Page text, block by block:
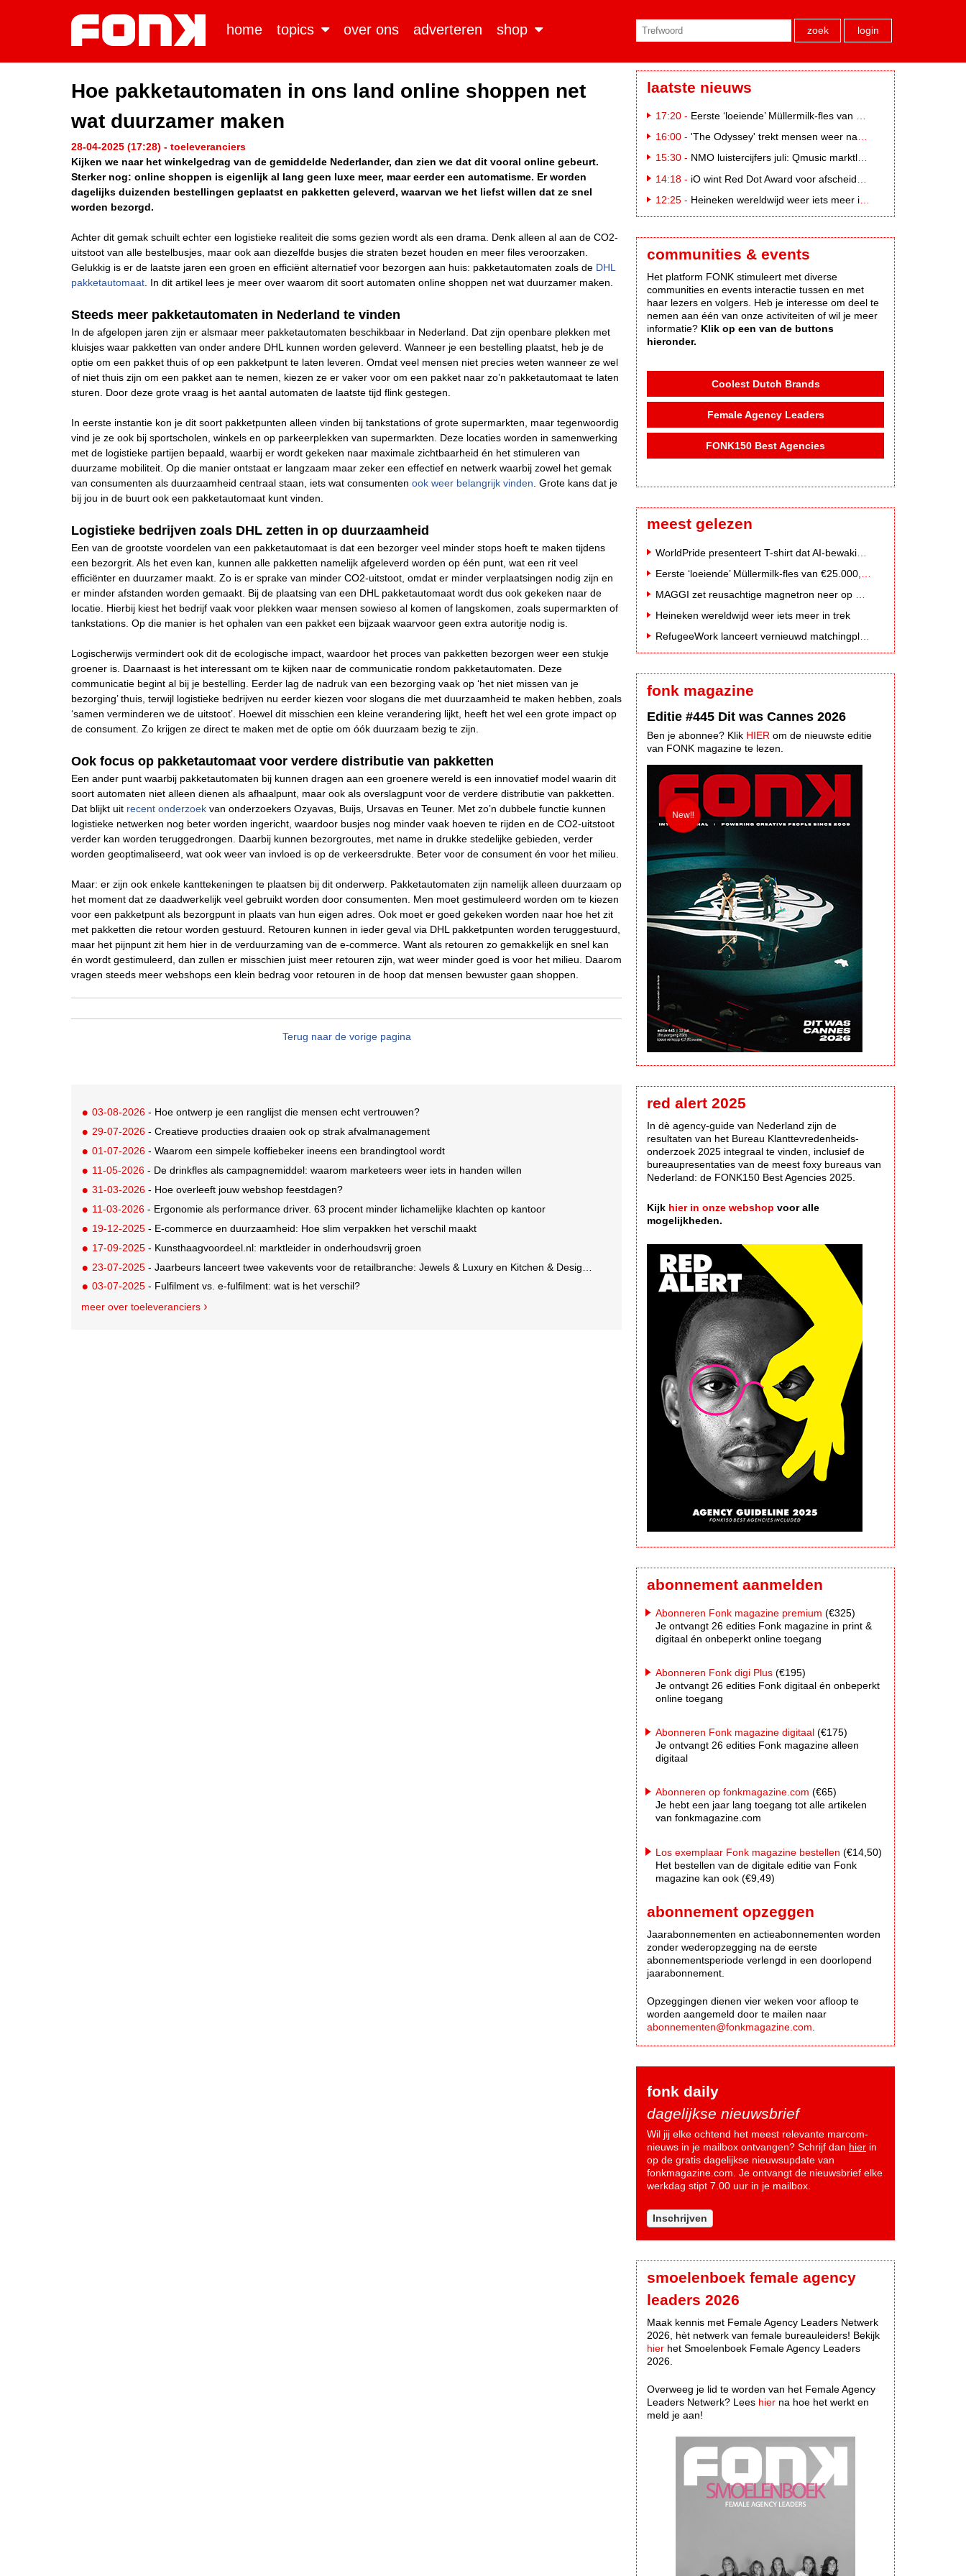
home topics over ons adverteren shop zoek login
Hoe pakketautomaten in ons land online shoppen net
wat duurzamer maken
28-04-2025 (17:28) - toeleveranciers
Kijken we naar het winkelgedrag van de gemiddelde Nederlander, dan zien we dat dit vooral online gebeurt.
Sterker nog: online shoppen is eigenlijk al lang geen luxe meer, maar eerder een automatisme. Er worden
dagelijks duizenden bestellingen geplaatst en pakketten geleverd, waarvan we het liefst willen dat ze snel
worden bezorgd.
Achter dit gemak schuilt echter een logistieke realiteit die soms gezien wordt als een drama. Denk alleen al aan de CO2-
uitstoot van alle bestelbusjes, maar ook aan diezelfde busjes die straten bezet houden en meer files veroorzaken.
Gelukkig is er de laatste jaren een groen en efficiënt alternatief voor bezorgen aan huis: pakketautomaten zoals de DHL
pakketautomaat . In dit artikel lees je meer over waarom dit soort automaten online shoppen net wat duurzamer maken.
Steeds meer pakketautomaten in Nederland te vinden
In de afgelopen jaren zijn er alsmaar meer pakketautomaten beschikbaar in Nederland. Dat zijn openbare plekken met
kluisjes waar pakketten van onder andere DHL kunnen worden geleverd. Wanneer je een bestelling plaatst, heb je de
optie om een pakket thuis of op een pakketpunt te laten leveren. Omdat veel mensen niet precies weten wanneer ze wel
of niet thuis zijn om een pakket aan te nemen, kiezen ze er vaker voor om een pakket naar zo’n pakketautomaat te laten
sturen. Door deze grote vraag is het aantal automaten de laatste tijd flink gestegen.
In eerste instantie kon je dit soort pakketpunten alleen vinden bij tankstations of grote supermarkten, maar tegenwoordig
vind je ze ook bij sportscholen, winkels en op parkeerplekken van supermarkten. Deze locaties worden in samenwerking
met de logistieke partijen bepaald, waarbij er wordt gekeken naar maximale zichtbaarheid én het stimuleren van
duurzame mobiliteit. Op die manier ontstaat er langzaam maar zeker een effectief en netwerk waarbij zowel het gemak
van consumenten als duurzaamheid centraal staan, iets wat consumenten ook weer belangrijk vinden . Grote kans dat je
bij jou in de buurt ook een pakketautomaat kunt vinden.
Logistieke bedrijven zoals DHL zetten in op duurzaamheid
Een van de grootste voordelen van een pakketautomaat is dat een bezorger veel minder stops hoeft te maken tijdens
een bezorgrit. Als het even kan, kunnen alle pakketten namelijk afgeleverd worden op één punt, wat een rit veel
efficiënter en duurzamer maakt. Zo is er sprake van minder CO2-uitstoot, omdat er minder verplaatsingen nodig zijn en
er minder afstanden worden gemaakt. Bij de plaatsing van een DHL pakketautomaat wordt dus ook gekeken naar de
locatie. Hierbij kiest het bedrijf vaak voor plekken waar mensen sowieso al komen of langskomen, zoals supermarkten of
tankstations. Op die manier is het ophalen van een pakket een bijzaak waarvoor geen extra autoritje nodig is.
Logischerwijs vermindert ook dit de ecologische impact, waardoor het proces van pakketten bezorgen weer een stukje
groener is. Daarnaast is het interessant om te kijken naar de communicatie rondom pakketautomaten. Deze
communicatie begint al bij je bestelling. Eerder lag de nadruk van een bezorging vaak op ‘het niet missen van je
bezorging’ thuis, terwijl logistieke bedrijven nu eerder kiezen voor slogans die met duurzaamheid te maken hebben, zoals
‘samen verminderen we de uitstoot’. Hoewel dit misschien een kleine verandering lijkt, heeft het wel een grote impact op
de consument. Zo krijgen ze direct te maken met de optie om óók duurzaam bezig te zijn.
Ook focus op pakketautomaat voor verdere distributie van pakketten
Een ander punt waarbij pakketautomaten bij kunnen dragen aan een groenere wereld is een innovatief model waarin dit
soort automaten niet alleen dienen als afhaalpunt, maar ook als overslagpunt voor de verdere distributie van pakketten.
Dat blijkt uit recent onderzoek van onderzoekers Ozyavas, Buijs, Ursavas en Teuner. Met zo’n dubbele functie kunnen
logistieke netwerken nog beter worden ingericht, waardoor busjes nog minder vaak hoeven te rijden en de CO2-uitstoot
verder kan worden teruggedrongen. Daarbij kunnen bezorgroutes, met name in drukke stedelijke gebieden, verder
worden geoptimaliseerd, wat ook weer van invloed is op de verkeersdrukte. Beter voor de consument én voor het milieu.
Maar: er zijn ook enkele kanttekeningen te plaatsen bij dit onderwerp. Pakketautomaten zijn namelijk alleen duurzaam op
het moment dat ze daadwerkelijk veel gebruikt worden door consumenten. Men moet gestimuleerd worden om te kiezen
voor een pakketpunt als bezorgpunt in plaats van hun eigen adres. Ook moet er goed gekeken worden naar hoe het zit
met pakketten die retour worden gestuurd. Retouren kunnen in ieder geval via DHL pakketpunten worden teruggestuurd,
maar het pijnpunt zit hem hier in de verduurzaming van de e-commerce. Want als retouren zo gemakkelijk en snel kan
én wordt gestimuleerd, dan zullen er misschien juist meer retouren zijn, wat weer minder goed is voor het milieu. Daarom
vragen steeds meer webshops een klein bedrag voor retouren in de hoop dat mensen bewuster gaan shoppen.
Terug naar de vorige pagina
03-08-2026 - Hoe ontwerp je een ranglijst die mensen echt vertrouwen?
29-07-2026 - Creatieve producties draaien ook op strak afvalmanagement
01-07-2026 - Waarom een simpele koffiebeker ineens een brandingtool wordt
11-05-2026 - De drinkfles als campagnemiddel: waarom marketeers weer iets in handen willen
31-03-2026 - Hoe overleeft jouw webshop feestdagen?
11-03-2026 - Ergonomie als performance driver. 63 procent minder lichamelijke klachten op kantoor
19-12-2025 - E-commerce en duurzaamheid: Hoe slim verpakken het verschil maakt
17-09-2025 - Kunsthaagvoordeel.nl: marktleider in onderhoudsvrij groen
23-07-2025 - Jaarbeurs lanceert twee vakevents voor de retailbranche: Jewels & Luxury en Kitchen & Design Days 2026
03-07-2025 - Fulfilment vs. e-fulfilment: wat is het verschil?
meer over toeleveranciers
laatste nieuws
17:20 - Eerste ‘loeiende’ Müllermilk-fles van €25.000,- gevonden
16:00 - 'The Odyssey' trekt mensen weer naar de bioscoop
15:30 - NMO luistercijfers juli: Qmusic marktleider, gevolgd door NPO2 en 538
14:18 - iO wint Red Dot Award voor afscheidscampagne Peter Houtman bij Feyenoord
12:25 - Heineken wereldwijd weer iets meer in trek
communities & events
Het platform FONK stimuleert met diverse
communities en events interactie tussen en met
haar lezers en volgers. Heb je interesse om deel te
nemen aan één van onze activiteiten of wil je meer
informatie? Klik op een van de buttons
hieronder.
Coolest Dutch Brands
Female Agency Leaders
FONK150 Best Agencies
meest gelezen
Heineken wereldwijd weer iets meer in trek
RefugeeWork lanceert vernieuwd matchingplatform voor nieuwkomers en werkgevers
fonk magazine
Editie #445 Dit was Cannes 2026
Ben je abonnee? Klik HIER om de nieuwste editie
van FONK magazine te lezen.
red alert 2025
In dè agency-guide van Nederland zijn de
resultaten van het Bureau Klanttevredenheids-
onderzoek 2025 integraal te vinden, inclusief de
bureaupresentaties van de meest foxy bureaus van
Nederland: de FONK150 Best Agencies 2025.
Kijk hier in onze webshop voor alle
mogelijkheden.
abonnement aanmelden
Abonneren Fonk magazine premium (€325)
Je ontvangt 26 edities Fonk magazine in print &
digitaal én onbeperkt online toegang
Abonneren Fonk digi Plus (€195)
Je ontvangt 26 edities Fonk digitaal én onbeperkt
online toegang
Abonneren Fonk magazine digitaal (€175)
Je ontvangt 26 edities Fonk magazine alleen
digitaal
Abonneren op fonkmagazine.com (€65)
Je hebt een jaar lang toegang tot alle artikelen
van fonkmagazine.com
Los exemplaar Fonk magazine bestellen (€14,50)
Het bestellen van de digitale editie van Fonk
magazine kan ook (€9,49)
abonnement opzeggen
Jaarabonnementen en actieabonnementen worden
zonder wederopzegging na de eerste
abonnementsperiode verlengd in een doorlopend
jaarabonnement.
Opzeggingen dienen vier weken voor afloop te
worden aangemeld door te mailen naar
abonnementen@fonkmagazine.com
fonk daily
dagelijkse nieuwsbrief
Wil jij elke ochtend het meest relevante marcom-
nieuws in je mailbox ontvangen? Schrijf dan hier in
op de gratis dagelijkse nieuwsupdate van
fonkmagazine.com. Je ontvangt de nieuwsbrief elke
werkdag stipt 7.00 uur in je mailbox.
Inschrijven
smoelenboek female agency
leaders 2026
Maak kennis met Female Agency Leaders Netwerk
2026, hèt netwerk van female bureauleiders! Bekijk
hier het Smoelenboek Female Agency Leaders
2026.
Overweeg je lid te worden van het Female Agency
Leaders Netwerk? Lees hier na hoe het werkt en
meld je aan!